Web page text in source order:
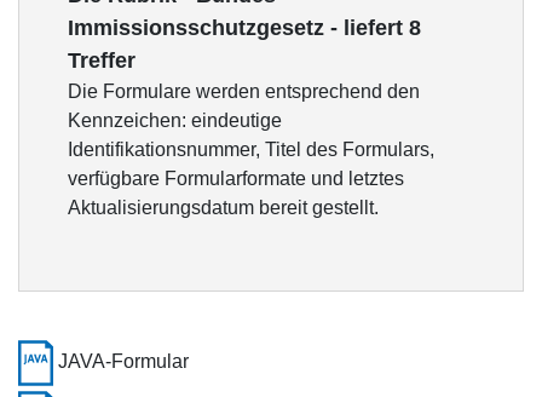
Immissionsschutzgesetz - liefert 8
Treffer
Die Formulare werden entsprechend den
Kennzeichen: eindeutige
Identifikationsnummer, Titel des Formulars,
verfügbare Formularformate und letztes
Aktualisierungsdatum bereit gestellt.
JAVA-Formular